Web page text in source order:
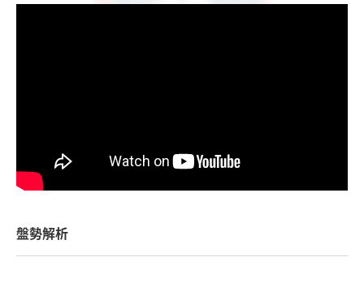
盤勢解析